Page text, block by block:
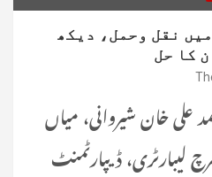
نقل وحمل، دیکھ
کا حل
علی خان شیروانی، میاں
لیبارٹری، ڈیپارٹمنٹ